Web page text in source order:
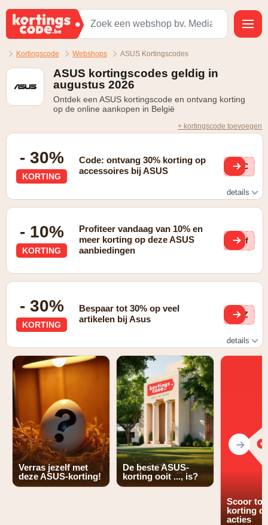
Kortingscode Webshops ASUS Kortingscodes
ASUS kortingscodes geldig in
augustus 2026
Ontdek een ASUS kortingscode en ontvang korting
op de online aankopen in België
+ kortingscode toevoegen
- 30%
KORTING
Code: ontvang 30% korting op
accessoires bij ASUS
ACC
details
- 10%
KORTING
Profiteer vandaag van 10% en
meer korting op deze ASUS
aanbiedingen
I7f
- 30%
KORTING
Bespaar tot 30% op veel
artikelen bij Asus
dsZ
details
Bekijk alle lopende aanbiedingen
Verras jezelf met
deze ASUS-korting!
De beste ASUS-
korting ooit ..., is?
Scoor tot
korting
acties